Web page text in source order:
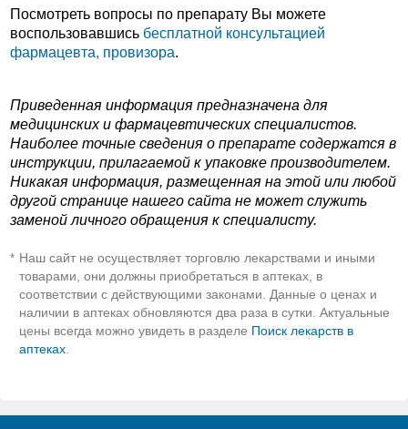
Посмотреть вопросы по препарату Вы можете
воспользовавшись бесплатной консультацией
фармацевта, провизора.
Приведенная информация предназначена для
медицинских и фармацевтических специалистов.
Наиболее точные сведения о препарате содержатся в
инструкции, прилагаемой к упаковке производителем.
Никакая информация, размещенная на этой или любой
другой странице нашего сайта не может служить
заменой личного обращения к специалисту.
* Наш сайт не осуществляет торговлю лекарствами и иными
товарами, они должны приобретаться в аптеках, в
соответствии с действующими законами. Данные о ценах и
наличии в аптеках обновляются два раза в сутки. Актуальные
цены всегда можно увидеть в разделе Поиск лекарств в
аптеках